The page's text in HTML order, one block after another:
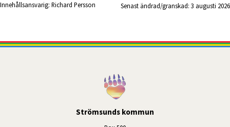
Innehållsansvarig: Richard Persson Senast ändrad/granskad: 3 augusti 2026
Strömsunds kommun